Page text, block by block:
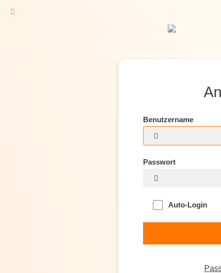
Benutzername
Passwort
Auto-Login